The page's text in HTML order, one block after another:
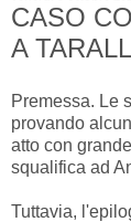
CASO
A
Premessa. Le
provando
atto con
squalifica ad
Tuttavia,